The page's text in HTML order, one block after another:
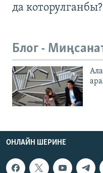
да которулганбы?
Блог -
ОНЛАЙН ШЕРИНЕ